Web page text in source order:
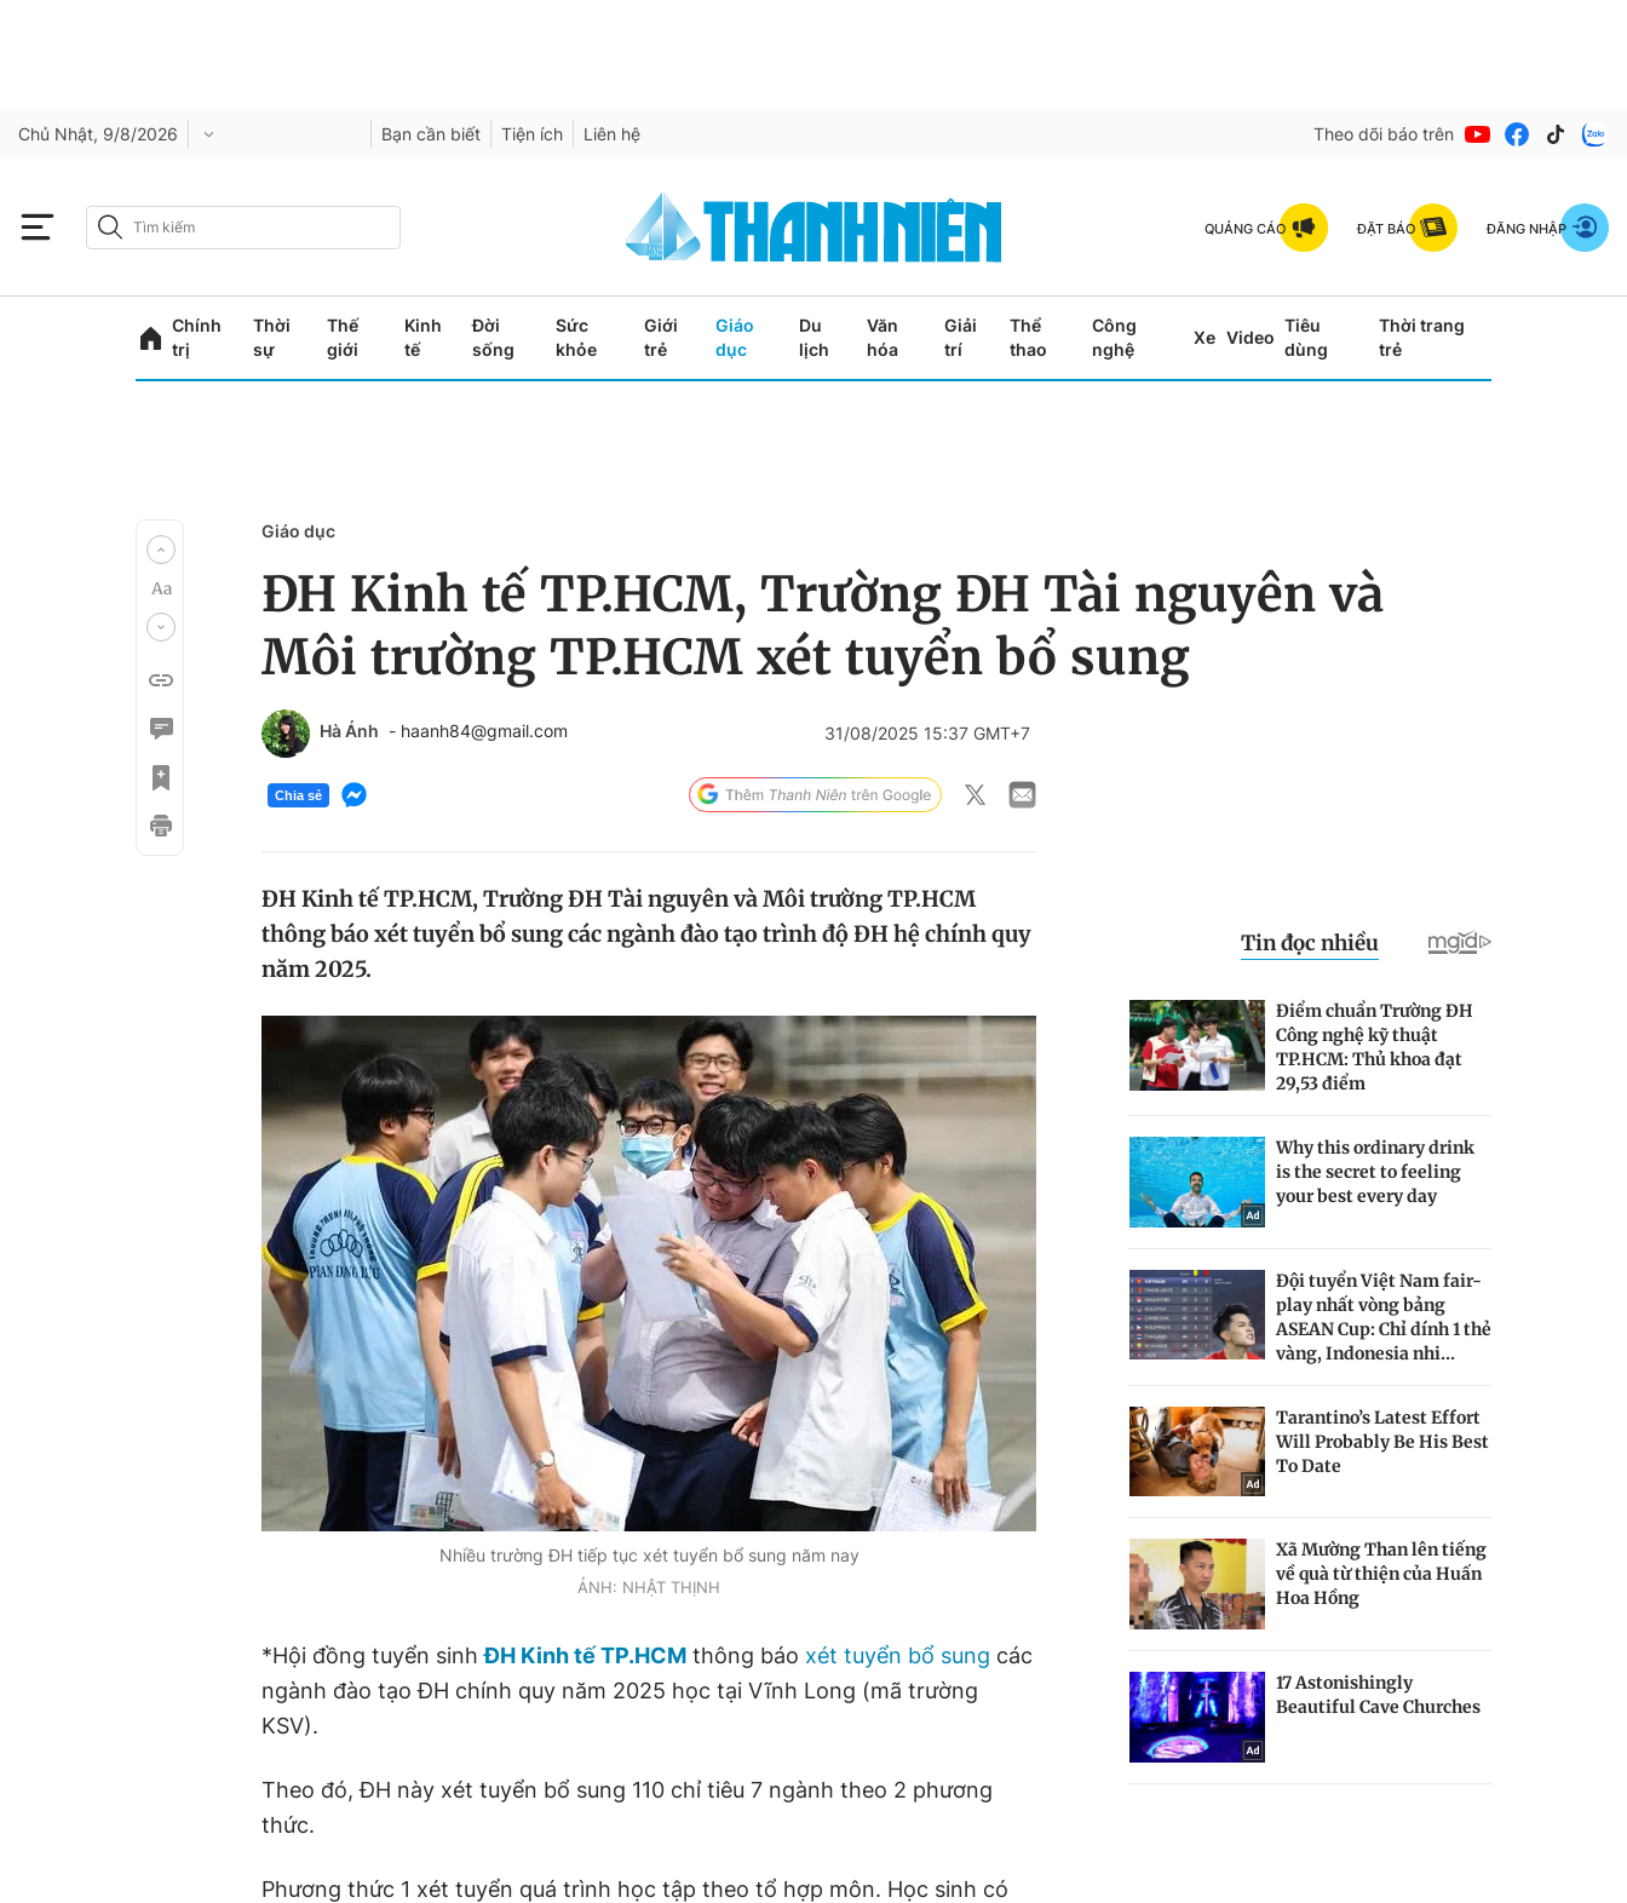
Chủ Nhật, 9/8/2026 Bạn cần biết Tiện ích Liên hệ Theo dõi báo trên
QUẢNG CÁO ĐẶT BÁO ĐĂNG NHẬP
Chính
trị
Thời
sự
Thế
giới
Kinh
tế
Đời
sống
Sức
khỏe
Giới
trẻ
Giáo
dục
Du
lịch
Văn
hóa
Giải
trí
Thể
thao
Công
nghệ
Xe Video
Tiêu
dùng
Thời trang
trẻ
Giáo dục
ĐH Kinh tế TP.HCM, Trường ĐH Tài nguyên và
Môi trường TP.HCM xét tuyển bổ sung
Hà Ánh - haanh84@gmail.com 31/08/2025 15:37 GMT+7
Chia sẻ
ĐH Kinh tế TP.HCM, Trường ĐH Tài nguyên và Môi trường TP.HCM
thông báo xét tuyển bổ sung các ngành đào tạo trình độ ĐH hệ chính quy
năm 2025.
Nhiều trường ĐH tiếp tục xét tuyển bổ sung năm nay
ẢNH: NHẬT THỊNH
*Hội đồng tuyển sinhĐH Kinh tế TP.HCM thông báo xét tuyển bổ sung các
ngành đào tạo ĐH chính quy năm 2025 học tại Vĩnh Long (mã trường
KSV).
Theo đó, ĐH này xét tuyển bổ sung 110 chỉ tiêu 7 ngành theo 2 phương
thức.
Phương thức 1 xét tuyển quá trình học tập theo tổ hợp môn. Học sinh có